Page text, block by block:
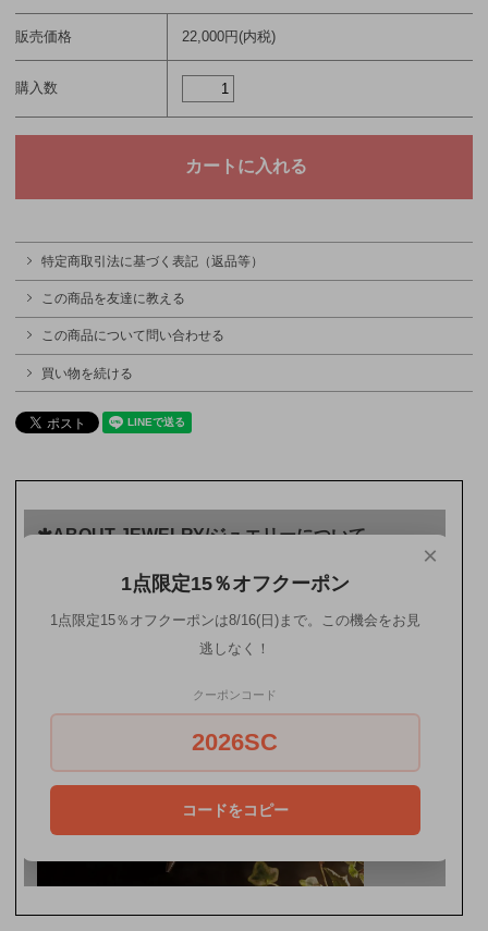
販売価格 22,000円(内税)
購入数
特定商取引法に基づく表記（返品等）
この商品を友達に教える
この商品について問い合わせる
買い物を続ける